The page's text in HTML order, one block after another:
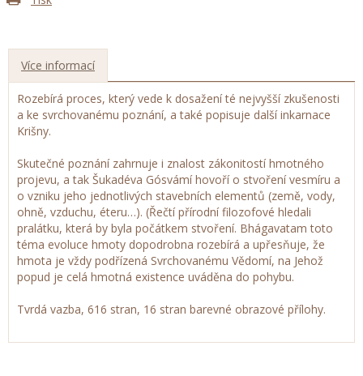
Více informací
Rozebírá proces, který vede k dosažení té nejvyšší zkušenosti
a ke svrchovanému poznání, a také popisuje další inkarnace
Krišny.
Skutečné poznání zahrnuje i znalost zákonitostí hmotného
projevu, a tak Šukadéva Gósvámí hovoří o stvoření vesmíru a
o vzniku jeho jednotlivých stavebních elementů (země, vody,
ohně, vzduchu, éteru…). (Řečtí přírodní filozofové hledali
pralátku, která by byla počátkem stvoření. Bhágavatam toto
téma evoluce hmoty dopodrobna rozebírá a upřesňuje, že
hmota je vždy podřízená Svrchovanému Vědomí, na Jehož
popud je celá hmotná existence uváděna do pohybu.
Tvrdá vazba, 616 stran, 16 stran barevné obrazové přílohy.